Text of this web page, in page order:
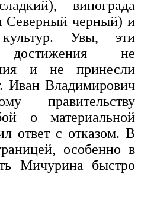
винограда
Северный черный) и
Увы, эти
достижения не
и не принесли
Иван Владимирович
правительству
о материальной
ответ с отказом. В
особенно в
Мичурина быстро